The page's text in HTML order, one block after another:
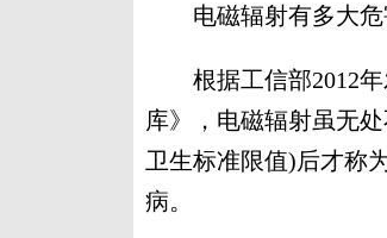
电磁辐射有多大危
根据工信部2012年
库》，电磁辐射虽无
卫生标准限值)后才称
病。